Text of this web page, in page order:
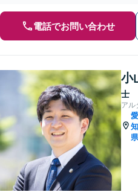
電話でお問い合わせ
小
士
アル
愛
知
県